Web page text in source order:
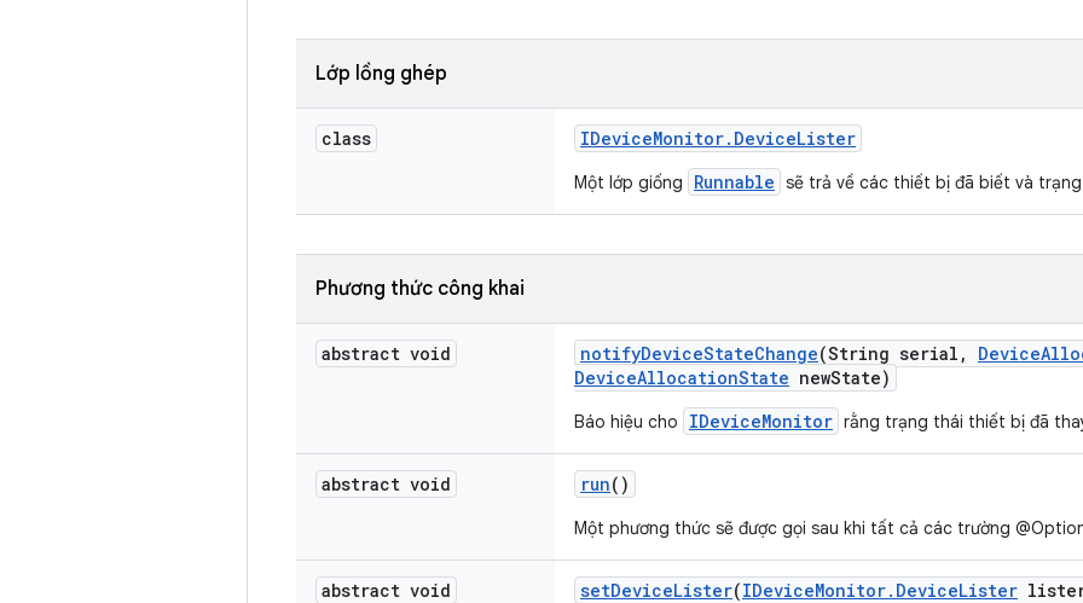
Lớp lồng ghép
class IDeviceMonitor. DeviceLister
Một lớp giống Runnable sẽ trả về các thiết bị đã biết và
Phương thức công khai
abstract void notifyDeviceStateChange(String serial , Device
DeviceAllocationState newState)
Báo hiệu cho IDeviceMonitor rằng trạng thái thiết bị đã
abstract void run()
Một phương thức sẽ được gọi sau khi tất cả các trường
abstract void setDeviceLister(IDeviceMonitor. DeviceLister